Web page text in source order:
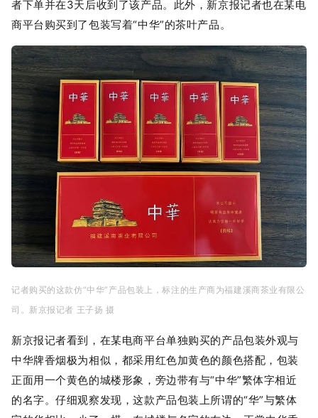
者下单并在3天后收到了该产品。此外，新京报记者也在某电
商平台购买到了包装写着“中华”的茶叶产品。
记者购买的这款仿“中华”产品包装上，标注的生产商为福建溪商茶业有限公
司。新京报记者 王子扬 摄
新京报记者看到，在某电商平台单独购买的产品包装外观与
中华牌香烟极为相似，都采用红色加黄色的颜色搭配，包装
正面用一个黄色的城楼形象，旁边带有与“中华”繁体字相近
的名字。仔细观察发现，这款产品包装上所谓的“华”与繁体